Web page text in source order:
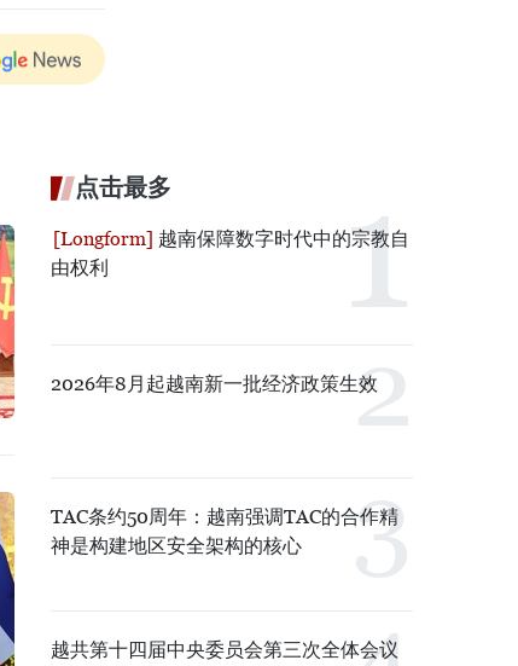
点击最多
越南保障数字时代中的宗教自
由权利
2026年8月起越南新一批经济政策生效
TAC条约50周年：越南强调TAC的合作精
神是构建地区安全架构的核心
越共第十四届中央委员会第三次全体会议